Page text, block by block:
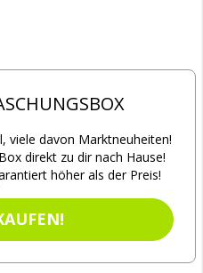
viele davon Marktneuheiten!
direkt zu dir nach Hause!
höher als der Preis!